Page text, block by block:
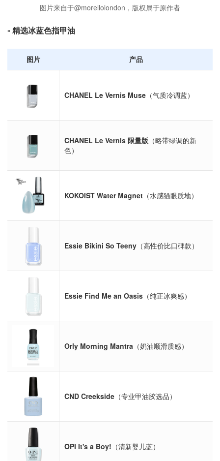
图片来自于@morellolondon，版权属于原作者
▫️ 精选冰蓝色指甲油
图片 产品
CHANEL Le Vernis Muse （气质冷调蓝）
CHANEL Le Vernis 限量版 （略带绿调的新
色）
KOKOIST Water Magnet （水感猫眼质地）
Essie Bikini So Teeny （高性价比口碑款）
Essie Find Me an Oasis （纯正冰爽感）
Orly Morning Mantra （奶油顺滑质感）
CND Creekside （专业甲油胶选品）
OPI It's a Boy! （清新婴儿蓝）